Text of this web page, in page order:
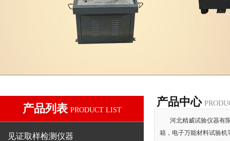
产品列表 PRODUCT LIST
见证取样检测仪器
产品中心
河北精威试验仪器有
箱，电子万能材料试验机